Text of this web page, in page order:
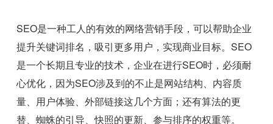
SEO是一种工人的有效的网络营销手段，可以帮助企业
提升关键词排名，吸引更多用户，实现商业目标。SEO
是一个长期且专业的技术，企业在进行SEO时，必须耐
心优化，因为SEO涉及到的不止是网站结构、内容质
量、用户体验、外部链接这几个方面；还有算法的更
替、蜘蛛的引导、快照的更新、参与排序的权重等。